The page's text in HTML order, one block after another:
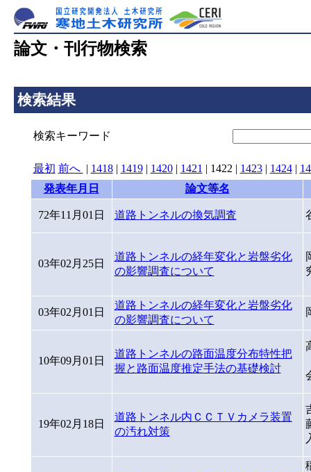
論文・刊行物検索
検索結果
検索キーワード
最初 前へ | 1418| 1419| 1420| 1421 | 1422 | 1423| 1424|
発表年月日
論文等名
72年11月01日 道路トンネルの換気調査
03年02月25日
道路トンネルの経年変化と岩盤劣化
の影響調査について
03年02月01日
道路トンネルの経年変化と岩盤劣化
の影響調査について
10年09月01日
道路トンネルの路面温度分布特性把
握と路面温度推定手法の基礎検討
19年02月18日
道路トンネル内ＣＣＴＶカメラ装置
の汚れ対策